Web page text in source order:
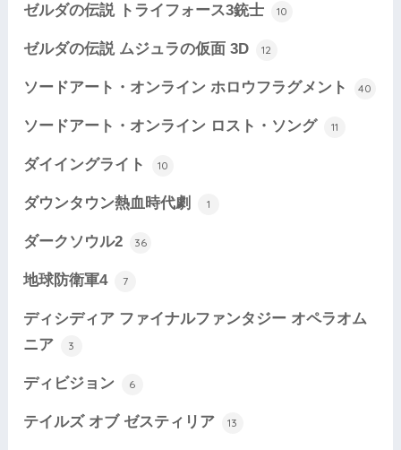
ゼルダの伝説 トライフォース3銃士 10
ゼルダの伝説 ムジュラの仮面 3D 12
ソードアート・オンライン ホロウフラグメント 40
ソードアート・オンライン ロスト・ソング 11
ダイイングライト 10
ダウンタウン熱血時代劇 1
ダークソウル2 36
地球防衛軍4 7
ディシディア ファイナルファンタジー オペラオム
ニア
3
ディビジョン 6
テイルズ オブ ゼスティリア 13